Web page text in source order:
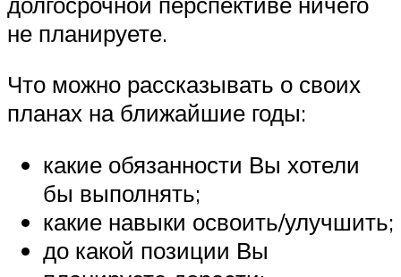
не планируете.
Что можно рассказывать о своих
планах на ближайшие годы:
какие обязанности Вы хотели
бы выполнять;
какие навыки освоить/улучшить;
до какой позиции Вы